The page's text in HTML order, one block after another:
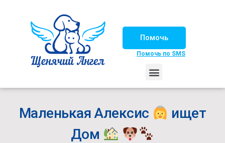
Помочь
Помочь по SMS
Маленькая Алексис
ищет
Дом